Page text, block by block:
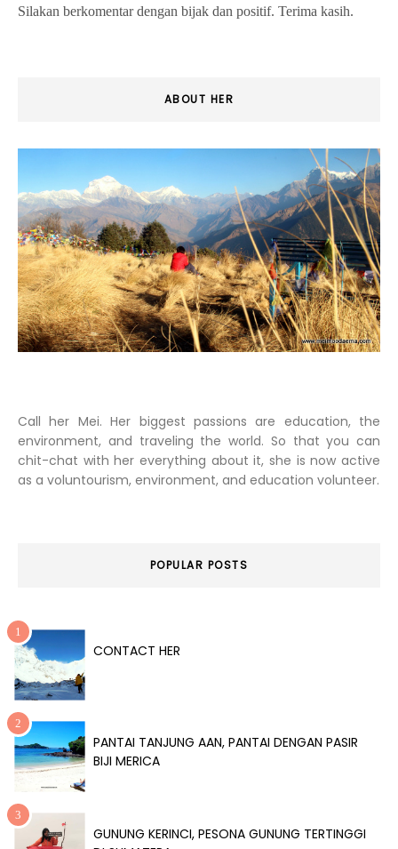
Silakan berkomentar dengan bijak dan positif. Terima kasih.
ABOUT HER
Call her Mei. Her biggest passions are education, the
environment, and traveling the world. So that you can
chit-chat with her everything about it, she is now active
as a voluntourism, environment, and education volunteer.
POPULAR POSTS
CONTACT HER
PANTAI TANJUNG AAN, PANTAI DENGAN PASIR
BIJI MERICA
GUNUNG KERINCI, PESONA GUNUNG TERTINGGI